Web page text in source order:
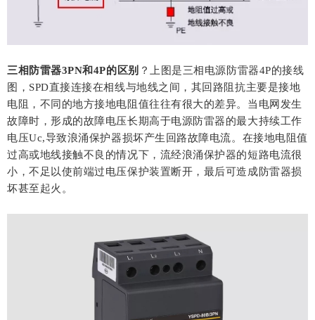
三相防雷器3PN和4P的 区别 ？
上图是三相电源防雷器4P的接线
图，SPD直接连接在相线与地线之间，其回路阻抗主要是接地
电阻，不同的地方接地电阻值往往有很大的差异。当电网发生
故障时，形成的故障电压长期高于电源防雷器的最大持续工作
电压Uc,导致浪涌保护器损坏产生回路故障电流。在接地电阻值
过高或地线接触不良的情况下，流经浪涌保护器的短路电流很
小，不足以使前端过电压保护装置断开，最后可造成防雷器损
坏甚至起火。